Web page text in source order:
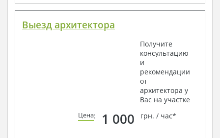
Выезд архитектора
Получите
консультацию
и
рекомендации
от
архитектора у
Вас на участке
Цена: 1 000 грн. / час*